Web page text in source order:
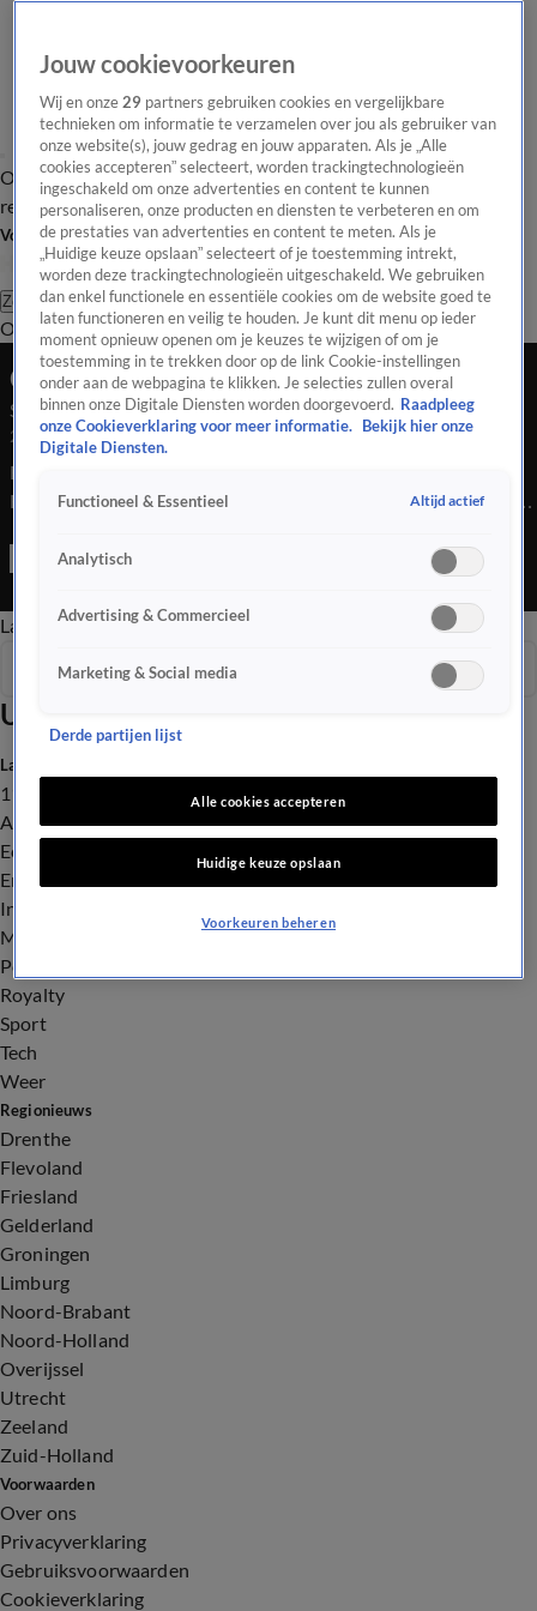
Overzicht Laatste nieuws Regionieuws Het beste van Hart
Tip de
redactie
Volg Hart van Nederland
Zoeken
OverzichtRegioUitzendingenWeerTip de redactiePanelVideo's
Ochtend Editie
Seizoen 2025, aflevering 5065
24 nov 2025, 08:00
Bekijk aflevering 5065 van Hart van Nederland - Ochtend
Editie uit seizoen 2025 hier. Deze aflevering is uitgezonden op
Ochtend Editie is een Nieuws programma
Late EditieOchtend EditieVroege Editie
Uitzendingen
Seizoen 2025
Laatste nieuws
112
Advies & Tips
Economie
Entertainment
Infrastructuur
Milieu en Gezondheid
Politiek
Royalty
Sport
Tech
Weer
Regionieuws
Drenthe
Flevoland
Friesland
Gelderland
Groningen
Limburg
Noord-Brabant
Noord-Holland
Overijssel
Utrecht
Zeeland
Zuid-Holland
Voorwaarden
Over ons
Privacyverklaring
Gebruiksvoorwaarden
Cookieverklaring
Jouw cookievoorkeuren
Wij en onze29 partners gebruiken cookies en vergelijkbare
technieken om informatie te verzamelen over jou als gebruiker van
onze website(s), jouw gedrag en jouw apparaten. Als je „Alle
cookies accepteren” selecteert, worden trackingtechnologieën
ingeschakeld om onze advertenties en content te kunnen
personaliseren, onze producten en diensten te verbeteren en om
de prestaties van advertenties en content te meten. Als je
„Huidige keuze opslaan” selecteert of je toestemming intrekt,
worden deze trackingtechnologieën uitgeschakeld. We gebruiken
dan enkel functionele en essentiële cookies om de website goed te
laten functioneren en veilig te houden. Je kunt dit menu op ieder
moment opnieuw openen om je keuzes te wijzigen of om je
toestemming in te trekken door op de link Cookie-instellingen
onder aan de webpagina te klikken. Je selecties zullen overal
binnen onze Digitale Diensten worden doorgevoerd. Raadpleeg
onze Cookieverklaring voor meer informatie.
Bekijk hier onze
Digitale Diensten.
Functioneel & Essentieel Altijd actief
Analytisch
Advertising & Commercieel
Marketing & Social media
Derde partijen lijst
Alle cookies accepteren
Huidige keuze opslaan
Voorkeuren beheren